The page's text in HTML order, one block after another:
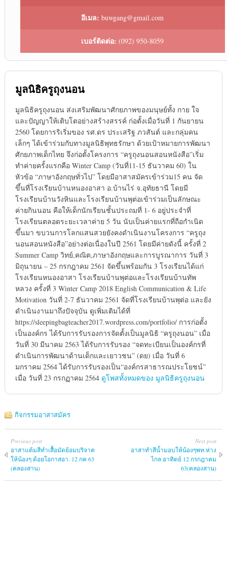
อีเมล: buwgang@gmail.com
เบอร์ติดต่อ: (092) 950-8059
มูลนิธิครูถุงนอน
มูลนิธิครูถุงนอน ส่งเสริมพัฒนาศักยภาพของมนุษย์ทั้ง กาย ใจ
และปัญญาให้เติบโตอย่างสร้างสรรค์ ก่อตั้งเมื่อวันที่ 1 กันยายน
2560 โดยการริเริ่มของ รศ.ดร ประเสริฐ ภวสันต์ และกลุ่มคน
เล็กๆ ได้เข้าร่วมกับทางมูลนิธิพุทธรักษา ด้วยเป้าหมายการพัฒนา
ศักยภาพเด็กไทย จึงก่อตั้งโครงการ “ครูถุงนอนสอนหนังสือ”เริ่ม
ทำค่ายครั้งแรกคือ Winter Camp (วันที่11-15 ธันวาคม 60) ใน
หัวข้อ “ภาษาอังกฤษทั่วไป” โดยมีอาสาสมัครเข้าร่วม15 คน จัด
ขึ้นที่โรงเรียนบ้านหนองอาสา อ.บ้านไร่ จ.อุทัยธานี โดยมี
โรงเรียนบ้านวังหินและโรงเรียนบ้านพุต่อเข้าร่วมเป็นลักษณะ
ค่ายกินนอน คือให้เด็กนักเรียนชั้นประถมที่ 1- 6 อยู่ประจำที่
โรงเรียนตลอดระยะเวลาค่าย 5 วัน นับเป็นค่ายแรกที่ถือกำเนิด
ขึ้นมา ขบวนการโลกแสนสวยยังคงดำเนินงานโครงการ “ครูถุง
นอนสอนหนังสือ”อย่างต่อเนื่องในปี 2561 โดยมีค่ายดังนี้ ครั้งที่ 2
Summer Camp วิทย์,คณิต,ภาษาอังกฤษและการบูรณาการ วันที่ 3
มิถุนายน – 25 กรกฎาคม 2561 จัดขึ้นพร้อมกัน 3 โรงเรียนได้แก่
โรงเรียนหนองอาสา โรงเรียนบ้านพุต่อและโรงเรียนบ้านทัพ
หลวง ครั้งที่ 3 Winter Camp 2018 English Communication & Life
Motivation วันที่ 2-7 ธันวาคม 2561 จัดที่โรงเรียนบ้านพุต่อ และยัง
ดำเนินงานมาถึงปัจจุบัน ดูเพิ่มเติมได้ที่
https://sleepingbagteacher2017.wordpress.com/portfolio/ การก่อตั้ง
เป็นองค์กร ได้รับการรับรองการจัดตั้งเป็นมูลนิธิ “ครูถุงนอน” เมื่อ
วันที่ 30 มีนาคม 2563 ได้รับการรับรอง “จดทะเบียนเป็นองค์กรที่
ดำเนินการพัฒนาด้านเด็กและเยาวชน” (ดย) เมื่อ วันที่ 6
มกราคม 2564 ได้รับการรับรองเป็น“องค์กรสาธารณประโยชน์”
เมื่อ วันที่ 23 กรกฏาคม 2564 ดูโพสทั้งหมดของ มูลนิธิครูถุงนอน
กิจกรรมอาสาสมัคร
Previous post
อาสาแต้มสีทำเสื้อมัดย้อมบริจาค
ให้น้องๆ ด้อยโอกาสอา. 12 กค 63
(คลองสาน)
Next post
อาสาทำสีน้ำมอบให้น้องๆพท.ห่าง
ไกล อาทิตย์ 12 กรกฎาคม
63(คลองสาน)